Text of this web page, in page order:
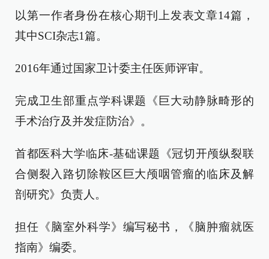
以第一作者身份在核心期刊上发表文章14篇，
其中SCI杂志1篇。
2016年通过国家卫计委主任医师评审。
完成卫生部重点学科课题《巨大动静脉畸形的
手术治疗及并发症防治》。
首都医科大学临床-基础课题《冠切开颅纵裂联
合侧裂入路切除鞍区巨大颅咽管瘤的临床及解
剖研究》负责人。
担任《脑室外科学》编写秘书，《脑肿瘤就医
指南》编委。